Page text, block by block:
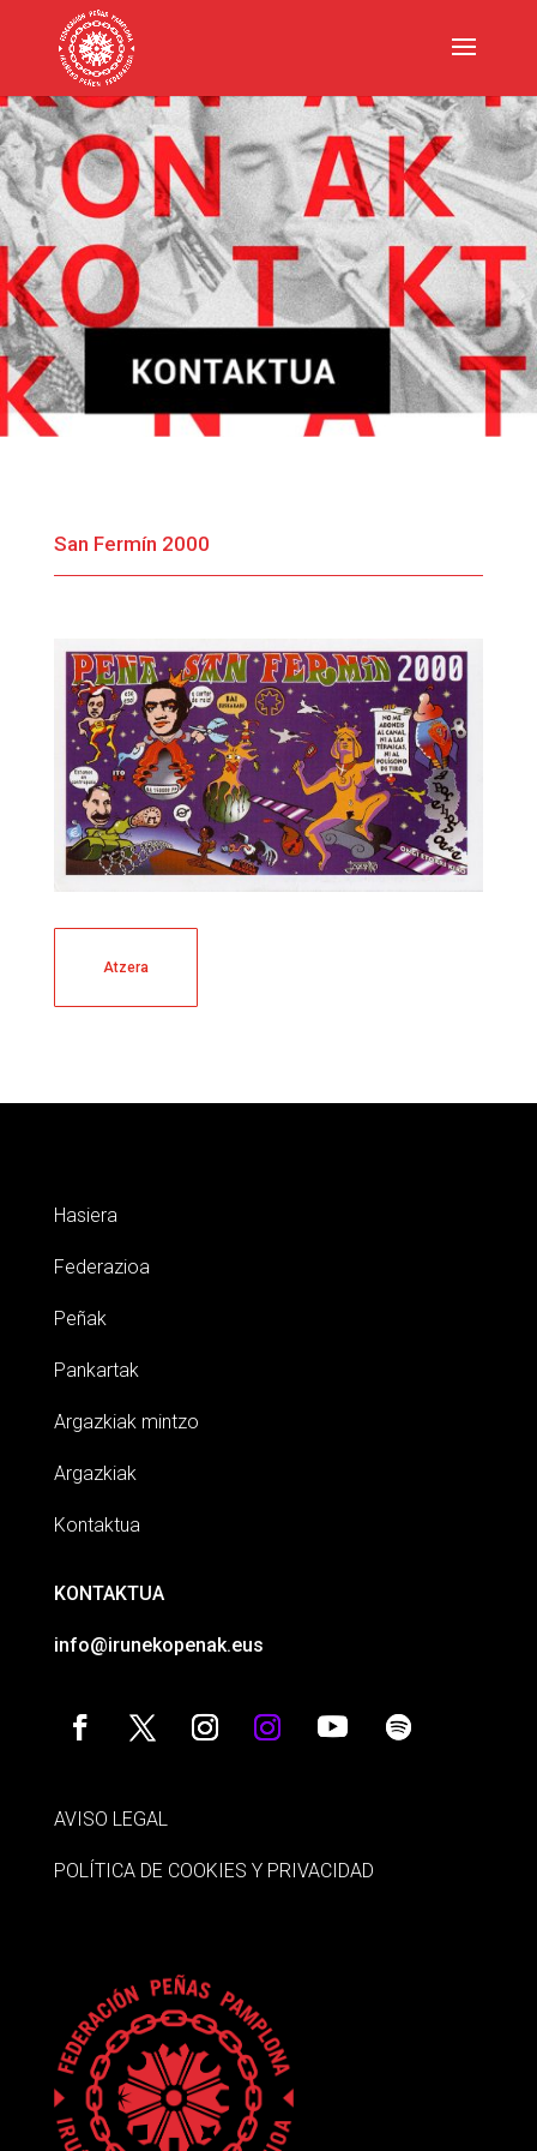
San Fermín 2000
Atzera
Hasiera
Federazioa
Peñak
Pankartak
Argazkiak mintzo
Argazkiak
Kontaktua
KONTAKTUA
info@irunekopenak.eus
AVISO LEGAL
POLÍTICA DE COOKIES Y PRIVACIDAD